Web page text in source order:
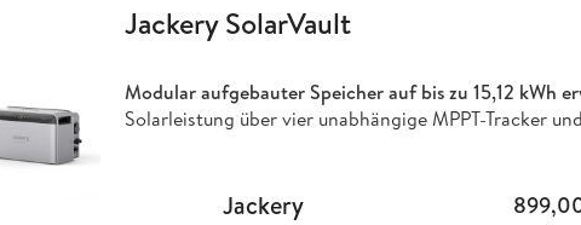
Jackery SolarVault
Modular aufgebauter Speicher auf bis zu 15,12 kWh
Solarleistung über vier unabhängige MPPT-Tracker
Jackery